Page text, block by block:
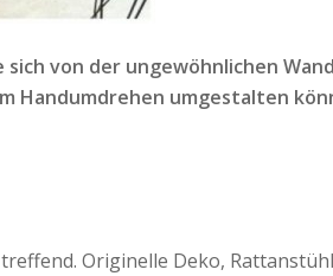
von der ungewöhnlichen
Handumdrehen umgestalten
Originelle Deko,